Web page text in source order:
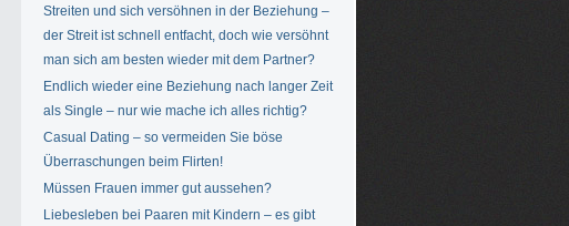
Streiten und sich versöhnen in der Beziehung –
der Streit ist schnell entfacht, doch wie versöhnt
man sich am besten wieder mit dem Partner?
Endlich wieder eine Beziehung nach langer Zeit
als Single – nur wie mache ich alles richtig?
Casual Dating – so vermeiden Sie böse
Überraschungen beim Flirten!
Müssen Frauen immer gut aussehen?
Liebesleben bei Paaren mit Kindern – es gibt